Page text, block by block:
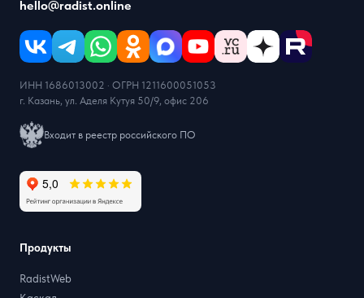
hello@radist.online
ИНН 1686013002 · ОГРН 1211600051053
г. Казань, ул. Аделя Кутуя 50/9, офис 206
Входит в реестр российского ПО
Продукты
RadistWeb